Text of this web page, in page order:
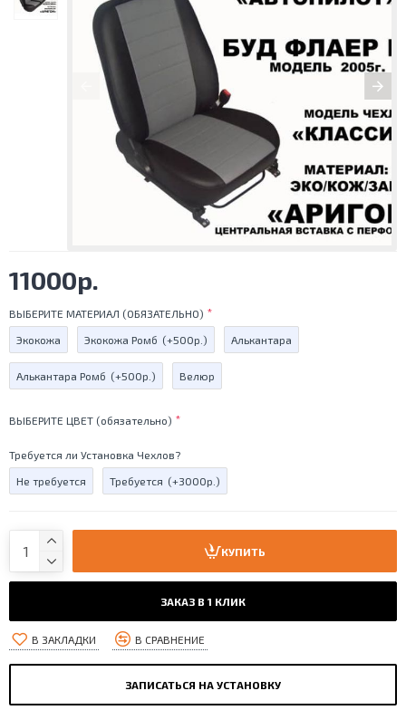
11000р.
ВЫБЕРИТЕ МАТЕРИАЛ (ОБЯЗАТЕЛЬНО)
Экокожа Экокожа Ромб (+500р.) Алькантара
Алькантара Ромб (+500р.) Велюр
ВЫБЕРИТЕ ЦВЕТ (обязательно)
Требуется ли Установка Чехлов?
Не требуется Требуется (+3000р.)
КУПИТЬ
ЗАКАЗ В 1 КЛИК
В ЗАКЛАДКИ В СРАВНЕНИЕ
ЗАПИСАТЬСЯ НА УСТАНОВКУ